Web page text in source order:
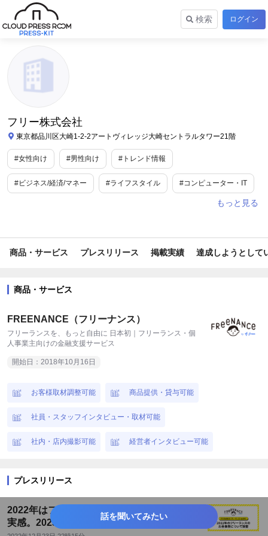
検索 ログイン
フリー株式会社
東京都品川区大崎1-2-2アートヴィレッジ大崎セントラルタワー21階
#女性向け #男性向け #トレンド情報
#ビジネス/経済/マネー #ライフスタイル #コンピューター・IT
#WEBサービス
#資金調達 #新規事業 #調査データ #年末年始
話を聞いてみたい
商品・サービス プレスリリース 掲載実績 達成しようとして
商品・サービス
FREENANCE（フリーナンス）
フリーランスを、もっと自由に 日本初｜フリーランス・個
人事業主向けの金融支援サービス
開始日：2018年10月16日
お客様取材調整可能 商品提供・貸与可能
社員・スタッフインタビュー・取材可能
社内・店内撮影可能 経営者インタビュー可能
プレスリリース
2022年はフリーランスの約半数が収入増加を
実感。2023年の理想の働き方は「収入増」と